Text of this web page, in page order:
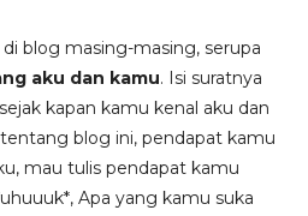
blog masing-masing, serupa
aku dan kamu. Isi suratnya
kapan kamu kenal aku dan
blog ini, pendapat kamu
mau tulis pendapat kamu
Apa yang kamu suka